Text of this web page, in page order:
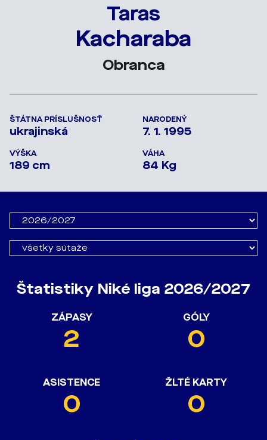
Taras
Kacharaba
Obranca
ŠTÁTNA PRÍSLUŠNOSŤ
ukrajinská
NARODENÝ
7. 1. 1995
VÝŠKA
189 cm
VÁHA
84 Kg
Štatistiky Niké liga 2026/2027
ZÁPASY
2
GÓLY
0
ASISTENCE
0
ŽLTÉ KARTY
0